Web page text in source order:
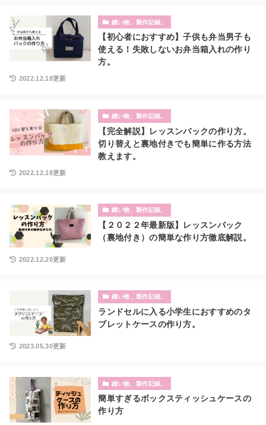
縫い物、製作記録。
【初心者におすすめ】子供も弁当男子も
使える！失敗しないお弁当箱入れの作り
方。
2022.12.18更新
縫い物、製作記録。
【完全解説】レッスンバックの作り方。
切り替えと裏地付きでも簡単に作る方法
教えます。
2022.12.18更新
縫い物、製作記録。
【２０２２年最新版】レッスンバック
（裏地付き）の簡単な作り方徹底解説。
2022.12.20更新
縫い物、製作記録。
ランドセルに入る小学生におすすめのタ
ブレットケースの作り方。
2023.05.30更新
縫い物、製作記録。
簡単すぎるボックスティッシュケースの
作り方